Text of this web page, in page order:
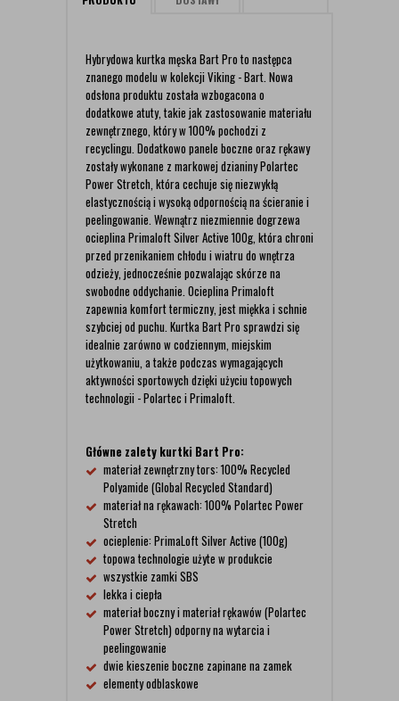
Hybrydowa kurtka męska Bart Pro to następca
znanego modelu w kolekcji Viking - Bart. Nowa
odsłona produktu została wzbogacona o
dodatkowe atuty, takie jak zastosowanie materiału
zewnętrznego, który w 100% pochodzi z
recyclingu. Dodatkowo panele boczne oraz rękawy
zostały wykonane z markowej dzianiny Polartec
Power Stretch, która cechuje się niezwykłą
elastycznością i wysoką odpornością na ścieranie i
peelingowanie. Wewnątrz niezmiennie dogrzewa
ocieplina Primaloft Silver Active 100g, która chroni
przed przenikaniem chłodu i wiatru do wnętrza
odzieży, jednocześnie pozwalając skórze na
swobodne oddychanie. Ocieplina Primaloft
zapewnia komfort termiczny, jest miękka i schnie
szybciej od puchu. Kurtka Bart Pro sprawdzi się
idealnie zarówno w codziennym, miejskim
użytkowaniu, a także podczas wymagających
aktywności sportowych dzięki użyciu topowych
technologii - Polartec i Primaloft.
Główne zalety kurtki Bart Pro:
materiał zewnętrzny tors: 100% Recycled
Polyamide (Global Recycled Standard)
materiał na rękawach: 100% Polartec Power
Stretch
ocieplenie: PrimaLoft Silver Active (100g)
topowa technologie użyte w produkcie
wszystkie zamki SBS
lekka i ciepła
materiał boczny i materiał rękawów (Polartec
Power Stretch) odporny na wytarcia i
peelingowanie
dwie kieszenie boczne zapinane na zamek
elementy odblaskowe